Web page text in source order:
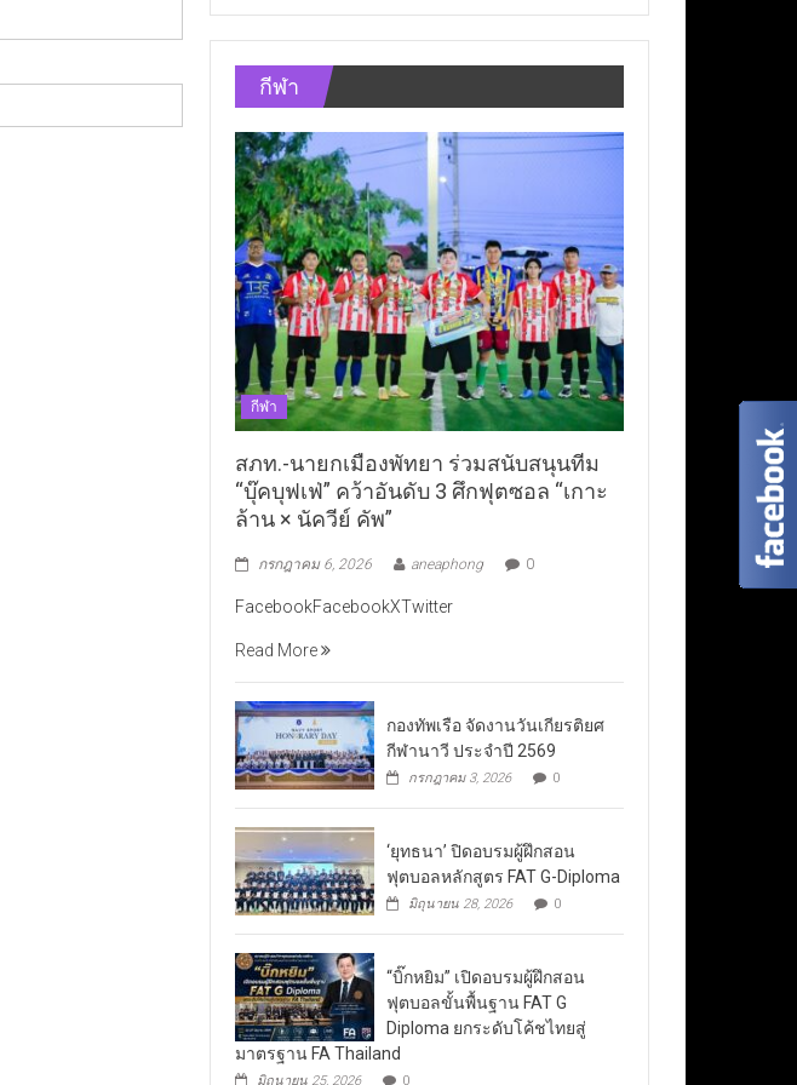
กีฬา
กีฬา
สภท.-นายกเมืองพัทยา ร่วมสนับสนุนทีม
“บุ๊คบุฟเฟ่” คว้าอันดับ 3 ศึกฟุตซอล “เกาะ
ล้าน × นัควีย์ คัพ”
กรกฎาคม 6, 2026 aneaphong 0
FacebookFacebookXTwitter
Read More
กองทัพเรือ จัดงานวันเกียรติยศ
กีฬานาวี ประจำปี 2569
กรกฎาคม 3, 2026 0
‘ยุทธนา’ ปิดอบรมผู้ฝึกสอน
ฟุตบอลหลักสูตร FAT G-Diploma
มิถุนายน 28, 2026 0
“บิ๊กหยิม” เปิดอบรมผู้ฝึกสอน
ฟุตบอลขั้นพื้นฐาน FAT G
Diploma ยกระดับโค้ชไทยสู่
มาตรฐาน FA Thailand
มิถุนายน 25, 2026 0